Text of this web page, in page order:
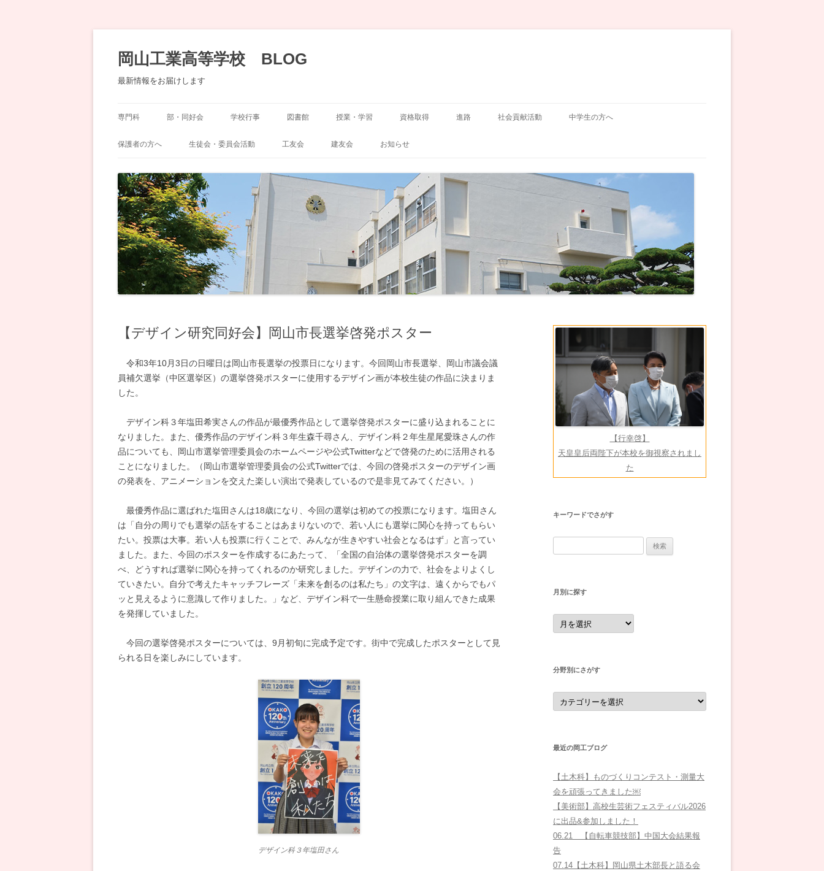
テ
ン
ツ
へ
移
岡山工業高等学校 BLOG
最新情報をお届けします
専門科
機械科
化学工学科
デザイン科
建築科
情報技術科
電気科
部・同好会
運動部 空手道部
サッカー部
自転車競技部
柔道部
ソフトテニス部
テニス部
バドミントン部
ハンドボール部
ボクシング部
野球部
ラグビー部
写真部
吹奏楽部
美術部
漫画総合研究同好会
機械研究同好会
化学工学研究同好会
建築研究同好会
マイコン同好会
電気研究同好会
学校行事
岡工祭
図書館
展示
授業・学習 資格取得 進路 社会貢献活動 中学生の方へ
オープンスクール
保護者の方へ 生徒会・委員会活動
生徒会
工友会 建友会 お知らせ
【デザイン研究同好会】岡山市長選挙啓発ポスター
令和3年10月3日の日曜日は岡山市長選挙の投票日になります。今回岡山市長選挙、岡山市議会議
員補欠選挙（中区選挙区）の選挙啓発ポスターに使用するデザイン画が本校生徒の作品に決まりま
した。
デザイン科３年塩田希実さんの作品が最優秀作品として選挙啓発ポスターに盛り込まれることに
なりました。また、優秀作品のデザイン科３年生森千尋さん、デザイン科２年生星尾愛珠さんの作
品についても、岡山市選挙管理委員会のホームページや公式Twitterなどで啓発のために活用される
ことになりました。（岡山市選挙管理委員会の公式Twitterでは、今回の啓発ポスターのデザイン画
の発表を、アニメーションを交えた楽しい演出で発表しているので是非見てみてください。）
最優秀作品に選ばれた塩田さんは18歳になり、今回の選挙は初めての投票になります。塩田さん
は「自分の周りでも選挙の話をすることはあまりないので、若い人にも選挙に関心を持ってもらい
たい。投票は大事。若い人も投票に行くことで、みんなが生きやすい社会となるはず」と言ってい
ました。また、今回のポスターを作成するにあたって、「全国の自治体の選挙啓発ポスターを調
べ、どうすれば選挙に関心を持ってくれるのか研究しました。デザインの力で、社会をよりよくし
ていきたい。自分で考えたキャッチフレーズ「未来を創るのは私たち」の文字は、遠くからでもパ
ッと見えるように意識して作りました。」など、デザイン科で一生懸命授業に取り組んできた成果
を発揮していました。
今回の選挙啓発ポスターについては、9月初旬に完成予定です。街中で完成したポスターとして見
られる日を楽しみにしています。
デザイン科３年塩田さん
【行幸啓】
天皇皇后両陛下が本校を御視察されまし
た
キーワードでさがす
月別に探す
月
別
に
分野別にさがす
分
野
別
す
最近の岡工ブログ
【土木科】ものづくりコンテスト・測量大
会を頑張ってきました￼
【美術部】高校生芸術フェスティバル2026
に出品&参加しました！
06.21 【自転車競技部】中国大会結果報
告
07.14【土木科】岡山県土木部長と語る会